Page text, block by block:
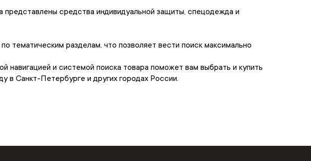
представлены средства индивидуальной защиты, спецодежда и
тематическим разделам, что позволяет вести поиск максимально
навигацией и системой поиска товара поможет вам выбрать и купить
в Санкт-Петербурге и других городах России.